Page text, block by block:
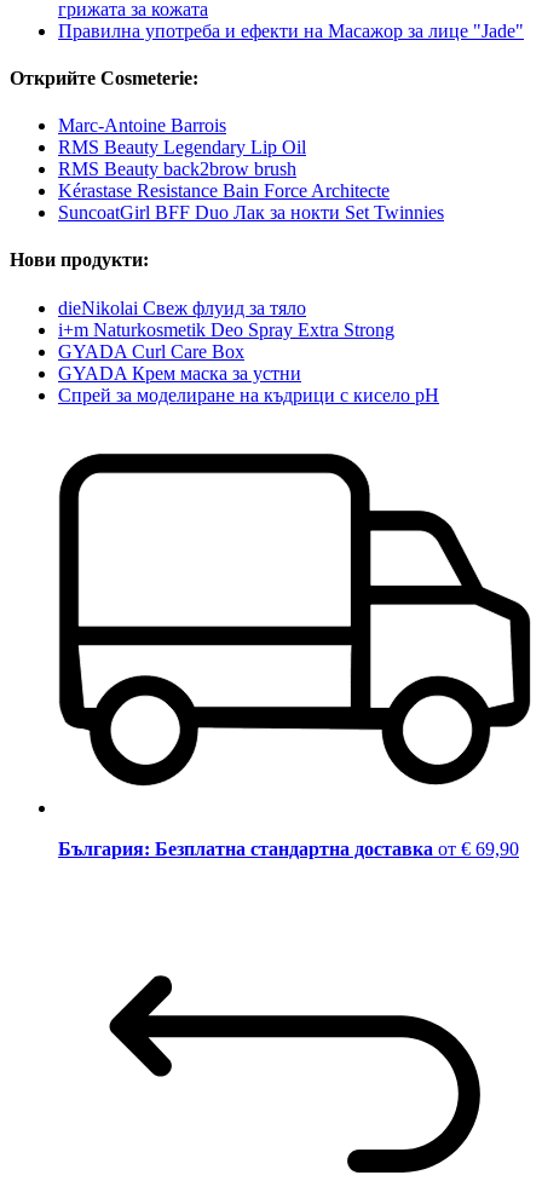
грижата за кожата
Правилна употреба и ефекти на Масажор за лице "Jade"
Открийте Cosmeterie:
Marc-Antoine Barrois
RMS Beauty Legendary Lip Oil
RMS Beauty back2brow brush
Kérastase Resistance Bain Force Architecte
SuncoatGirl BFF Duo Лак за нокти Set Twinnies
Нови продукти:
dieNikolai Свеж флуид за тяло
i+m Naturkosmetik Deo Spray Extra Strong
GYADA Curl Care Box
GYADA Крем маска за устни
Спрей за моделиране на къдрици с кисело pH
България: Безплатна стандартна доставка от € 69,90